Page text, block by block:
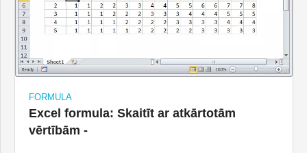
FORMULA
Excel formula: Skaitīt ar atkārtotām
vērtībām -